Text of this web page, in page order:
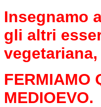
Insegnamo
gli altri
FERMIAMO
MEDIOEVO.